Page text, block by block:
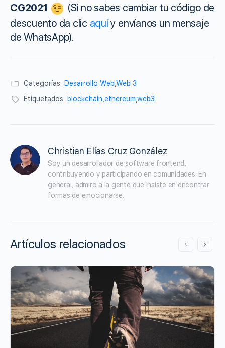
CG2021
(Si no sabes cambiar tu código de
descuento da clic aquíy envíanos un mensaje
de WhatsApp).
Categorías: Desarrollo Web Web 3
Etiquetados: blockchain ethereum web3
Christian Elías Cruz González
Soy un desarrollador de software frontend,
contribuyendo y participando en comunidades. En
general, admiro a la gente que insiste en encontrar
formas de emocionarse.
Artículos relacionados